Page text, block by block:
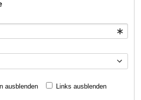
ausblenden Links ausblenden